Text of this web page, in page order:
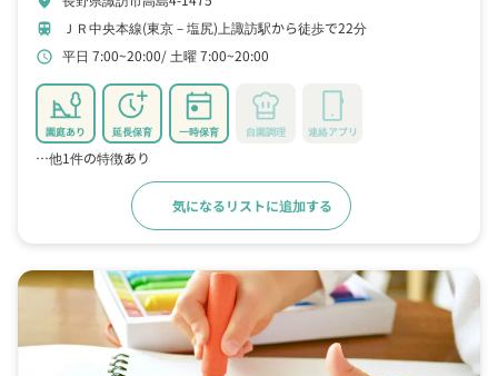
train ＪＲ中央本線(東京－塩尻)上諏訪駅から徒歩で22分
schedule 平日 7:00~20:00 土曜 7:00~20:00
園庭あり 延長保育 一時保育 自園調理 連絡アプリ
…他1件の特徴あり
気になるリストに追加する